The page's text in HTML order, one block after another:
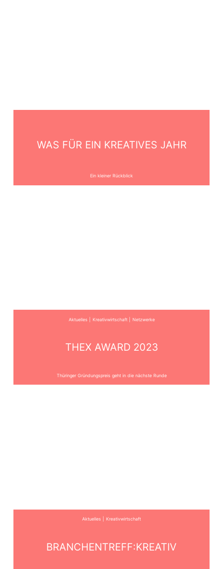
WAS FÜR EIN KREATIVES JAHR
Ein kleiner Rückblick
Aktuelles Kreativwirtschaft Netzwerke
THEX AWARD 2023
Thüringer Gründungspreis geht in die nächste Runde
Aktuelles Kreativwirtschaft
BRANCHENTREFF:KREATIV